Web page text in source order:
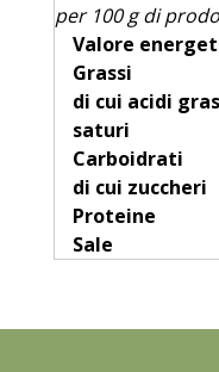
per 100 g di
Valore
Grassi
di cui acidi
saturi
Carboidrati
di cui zuccheri
Proteine
Sale